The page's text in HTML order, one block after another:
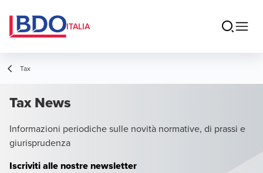
ITALIA
Tax
Tax News
Informazioni periodiche sulle novità normative, di prassi e
giurisprudenza
Iscriviti alle nostre newsletter